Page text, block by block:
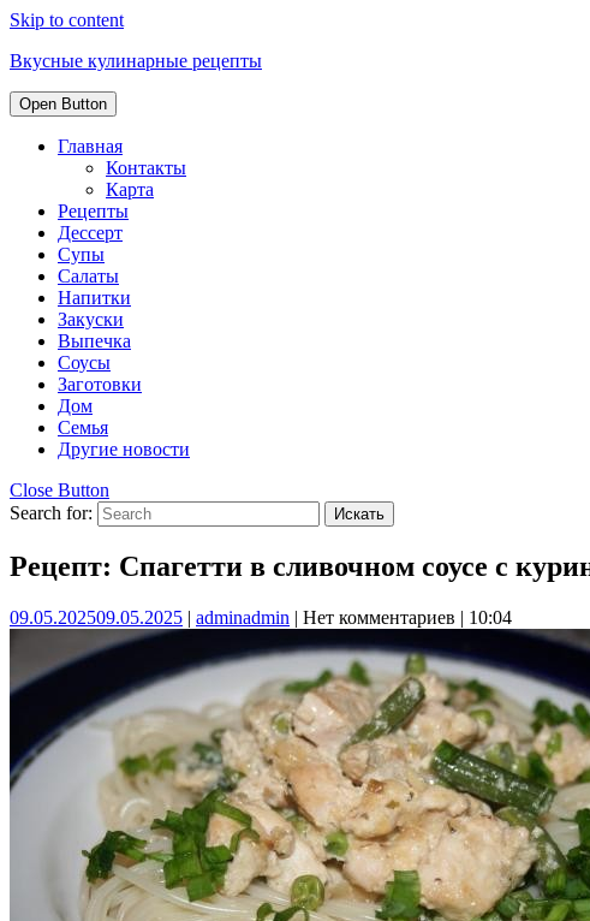
Skip to content
Вкусные кулинарные рецепты
Open Button
Главная
Контакты
Карта
Рецепты
Дессерт
Супы
Салаты
Напитки
Закуски
Выпечка
Соусы
Заготовки
Дом
Семья
Другие новости
Close Button
Search for:
Рецепт: Спагетти в сливочном соусе с
09.05.202509.05.2025 | adminadmin | Нет комментариев | 10:04